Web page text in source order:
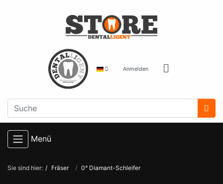
Anmelden
Menü
Sie sind hier: Fräser 0° Diamant-Schleifer